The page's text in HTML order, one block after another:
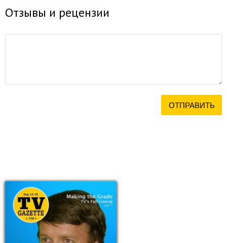
Отзывы и рецензии